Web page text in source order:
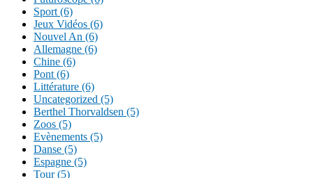
Sport (6)
Jeux Vidéos (6)
Nouvel An (6)
Allemagne (6)
Chine (6)
Pont (6)
Littérature (6)
Uncategorized (5)
Berthel Thorvaldsen (5)
Zoos (5)
Evènements (5)
Danse (5)
Espagne (5)
Tour (5)